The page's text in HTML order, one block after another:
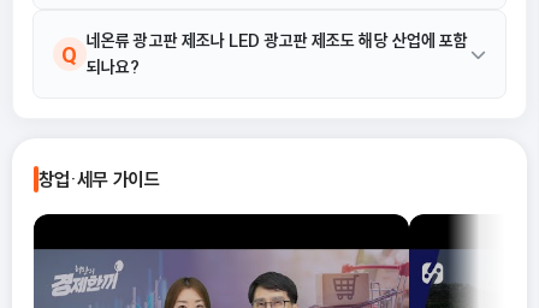
A 일반 조명기구 제조업과 달리, 이 업종은 장소나 대상을 비추는 목적
이 아닌 광고용, 전시용의 각종 전기 조명장치를 제조하는 활동입니
Q
네온류 광고판 제조나 LED 광고판 제조도 해당 산업에 포함
되나요?
전시 및 광고용 조명장치 제조업 활동에 해당합니다.
창업·세무 가이드